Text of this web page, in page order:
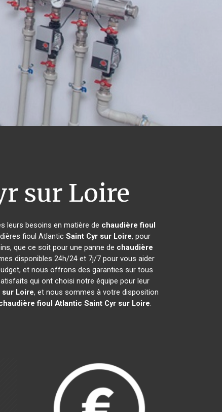
sur Loire
leurs besoins en matière de chaudière fioul
fioul Atlantic Saint Cyr sur Loire, pour
que ce soit pour une panne de chaudière
disponibles 24h/24 et 7j/7 pour vous aider
et nous offrons des garanties sur tous
qui ont choisi notre équipe pour leur
sur Loire, et nous sommes à votre disposition
fioul Atlantic Saint Cyr sur Loire.